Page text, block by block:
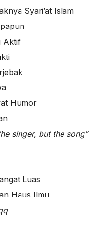
Syari’at Islam
Aktif
Humor
singer, but the song”
Luas
Haus Ilmu